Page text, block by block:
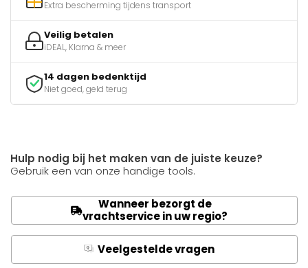
Extra bescherming tijdens transport
Veilig betalen
iDEAL, Klarna & meer
14 dagen bedenktijd
Niet goed, geld terug
Hulp nodig bij het maken van de juiste keuze?
Gebruik een van onze handige tools.
Wanneer bezorgt de
vrachtservice in uw regio?
Q Veelgestelde vragen